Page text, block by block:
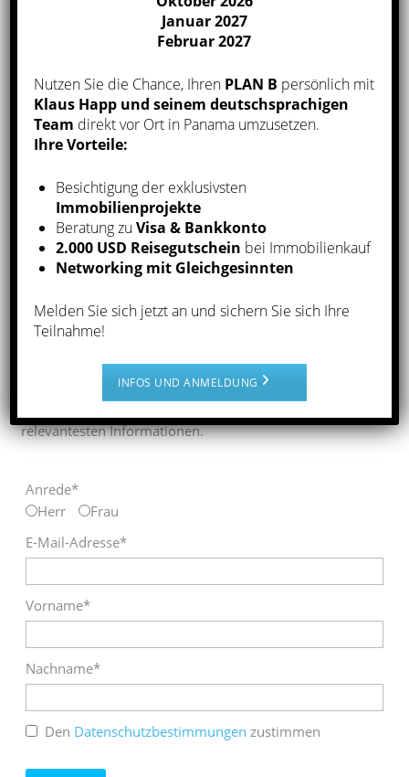
Klaus Happ
Mit der Kombination aus unserer jahrzehntelangen
Finanzmarkt- und Immobilienerfahrung, der Kenntnis
Kontakten im Land biete ich unseren Kunden einen
Rundum-Service für Immobilien in Panama.
Newsletter-Anmeldung
relevantesten Informationen.
Anrede*
Herr
Frau
E-Mail-Adresse*
Vorname*
Nachname*
Den Datenschutzbestimmungen zustimmen
Januar 2027
Februar 2027
Nutzen Sie die Chance, Ihren PLAN B persönlich mit
Klaus Happ und seinem deutschsprachigen
Team direkt vor Ort in Panama umzusetzen.
Ihre Vorteile:
Besichtigung der exklusivsten
Immobilienprojekte
Beratung zuVisa & Bankkonto
2.000 USD Reisegutschein bei Immobilienkauf
Networking mit Gleichgesinnten
Melden Sie sich jetzt an und sichern Sie sich Ihre
Teilnahme!
INFOS UND ANMELDUNG